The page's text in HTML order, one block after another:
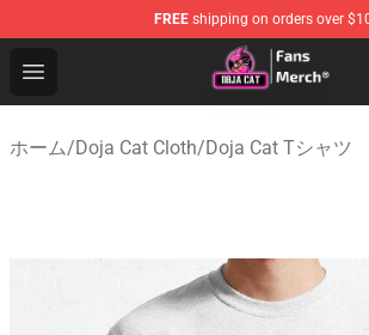
FREE shipping on orders over
Open menu
Doja Cat Store - Official Doja Cat
ホーム/Doja Cat Cloth/Doja Cat Tシャツ